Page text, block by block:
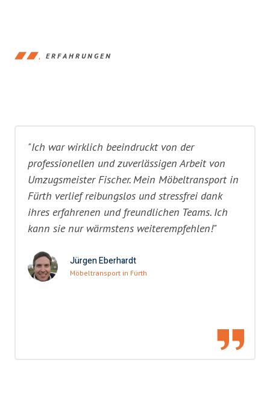
ERFAHRUNGEN
"Ich war wirklich beeindruckt von der
professionellen und zuverlässigen Arbeit von
Umzugsmeister Fischer. Mein Möbeltransport in
Fürth verlief reibungslos und stressfrei dank
ihres erfahrenen und freundlichen Teams. Ich
kann sie nur wärmstens weiterempfehlen!"
Jürgen Eberhardt
Möbeltransport in Fürth